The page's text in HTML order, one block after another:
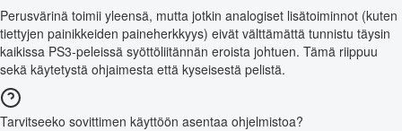
Perusvärinä toimii yleensä, mutta jotkin analogiset lisätoiminnot (kuten
tiettyjen painikkeiden paineherkkyys) eivät välttämättä tunnistu täysin
kaikissa PS3-peleissä syöttöliitännän eroista johtuen. Tämä riippuu
sekä käytetystä ohjaimesta että kyseisestä pelistä.
Tarvitseeko sovittimen käyttöön asentaa ohjelmistoa?